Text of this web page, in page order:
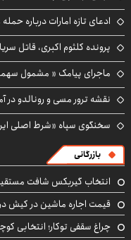
ادعای تازه امارات درباره
پرونده کلثوم اکبری، قاتل
ماجرای پیامک « مشمول
نقشه ترور مسی و رونالدو در
سخنگوی سپاه «شرط اصلی
بازرگانی
انتخاب گیربکس شافت
قیمت اجاره ماشین در کیش در سال ۱۴۰۵ چقدر تغییر
چراغ سقفی توکار؛ انتخابی